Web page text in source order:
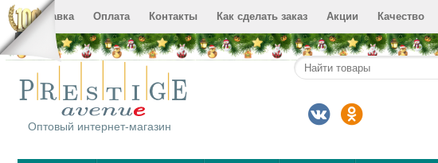
Доставка Оплата Контакты Как сделать заказ Акции Качество
Оптовый интернет-магазин